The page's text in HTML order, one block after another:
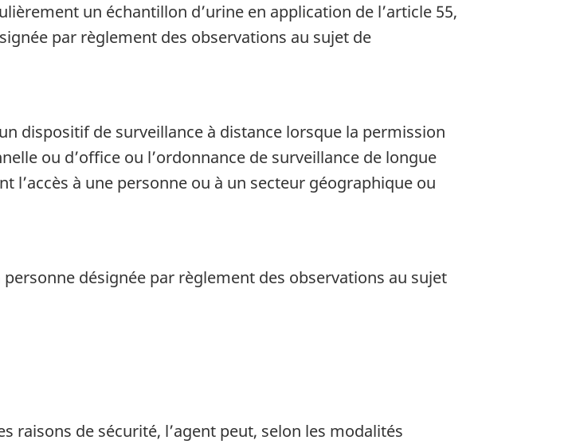
un échantillon d’urine en application de l’article 55,
par règlement des observations au sujet de
dispositif de surveillance à distance lorsque la permission
ou d’office ou l’ordonnance de surveillance de longue
à une personne ou à un secteur géographique ou
désignée par règlement des observations au sujet
raisons de sécurité, l’agent peut, selon les modalités